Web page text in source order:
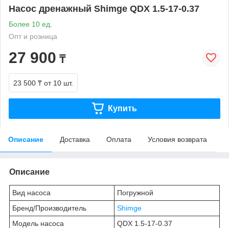
Насос дренажный Shimge QDX 1.5-17-0.37
Более 10 ед.
Опт и розница
27 900 ₸
23 500 ₸ от 10 шт.
Купить
Описание Доставка Оплата Условия возврата
Описание
Вид насоса
Погружной
Бренд/Производитель
Shimge
Модель насоса
QDX 1.5-17-0.37